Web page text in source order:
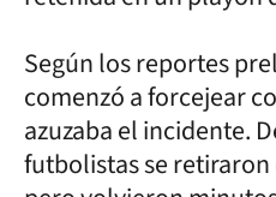
Según los reportes
comenzó a forcejear
azuzaba el incidente.
futbolistas se